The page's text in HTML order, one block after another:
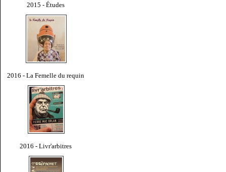
2015 - Études
2016 - La Femelle du requin
2016 - Livr'arbitres